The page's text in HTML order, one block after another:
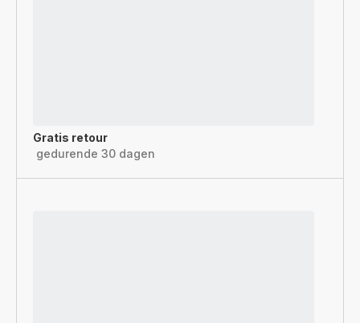
Gratis retour
gedurende 30 dagen